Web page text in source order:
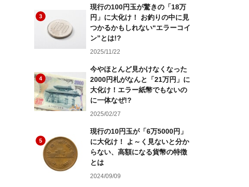
3
現行の100円玉が驚きの「18万
円」に大化け！ お釣りの中に見
つかるかもしれない“エラーコイ
ン”とは!?
2025/11/22
4
今やほとんど見かけなくなった
2000円札がなんと「21万円」に
大化け！エラー紙幣でもないの
に一体なぜ!?
2025/02/27
5
現行の10円玉が「6万5000円」
に大化け！ よ～く見ないと分か
らない、高額になる貨幣の特徴
とは
2024/09/09